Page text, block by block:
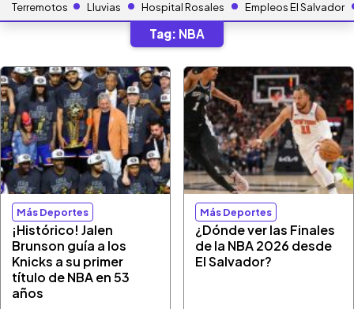
Terremotos Lluvias Hospital Rosales Empleos El Salvador
Tag: NBA
Más Deportes
¡Histórico! Jalen
Brunson guía a los
Knicks a su primer
título de NBA en 53
años
Más Deportes
¿Dónde ver las Finales
de la NBA 2026 desde
El Salvador?